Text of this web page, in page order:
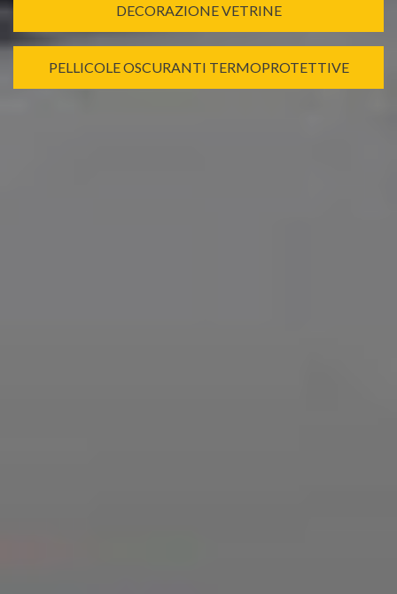
DECORAZIONE VETRINE
PELLICOLE OSCURANTI TERMOPROTETTIVE